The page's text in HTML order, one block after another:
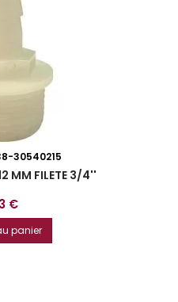
30540215
MM FILETE 3/4''
€
panier